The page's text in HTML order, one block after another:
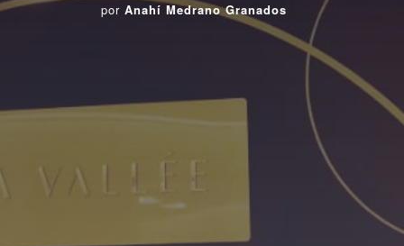
por Anahí Medrano Granados